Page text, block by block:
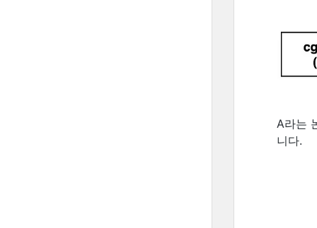
A라는
니다.